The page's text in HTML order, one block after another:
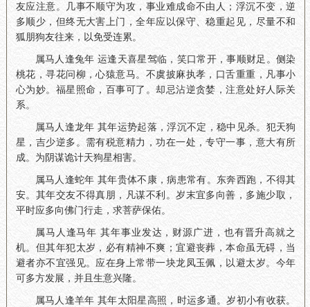
友应注意。几事不顺守为攻，事业难成命不由人；浮沉不变，逆
多顺少，但终无大害上门，全年应以保守、稳重起见，尽量不和
狐朋狗友往来，以免受连累。
属马人逢兔年 运逢天喜星驾临，笑口常开，事顺财足。侧染
桃花，寻花问柳，心猿意马。不虞披麻执孝，口舌重重，凡事小
心为妙。福星照命，百事可了。却忌沾逆贪婪，注意处好人际关
系。
属马人逢龙年 其年运势起落，浮沉不定，稳中见杀。犯天狗
星，吉少逆多。需有税意精力，功在一处，专守一事，意大有所
成。为阴谋诡计天狗星相害。
属马人逢蛇年 其年贵体不康，病患常有。东奔西跑，不得其
安。其年交友不得真朋，凡谋不利。岁末宜多向善，多施少取，
平时应多向佛门行走，求菩萨保佑。
属马人逢马年 其年事业发达，财源广进，也有晋升高就之
机。但其年犯太岁，必有精神不爽；宜避丧葬，本命虽无碍，当
避者亦不宜强见。应在身上常带一块龙凤玉佩，以避太岁。今年
可多方发展，并且生意兴隆。
属马人逢羊年 其年太阳星高照，时运多通。岁初小有收获。